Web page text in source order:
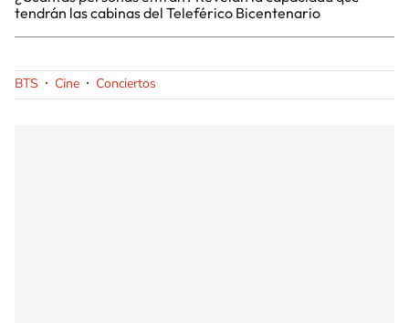
tendrán las cabinas del Teleférico Bicentenario
BTS Cine Conciertos